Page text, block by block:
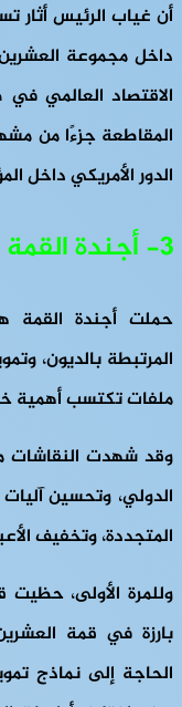
أن غياب الرئيس أثار
الاقتصاد العالمي
المقاطعة جزءًا من
الدور الأمريكي داخل
3- أجندة القمة ووزن الجنوب العالمي
حملت أجندة القمة
المرتبطة بالديون،
ملفات تكتسب أهمية
وقد شهدت النقاشات
الدولي، وتحسين
المتجددة، وتخفيف
وللمرة الأولى، حظيت
بارزة في قمة
الحاجة إلى نماذج